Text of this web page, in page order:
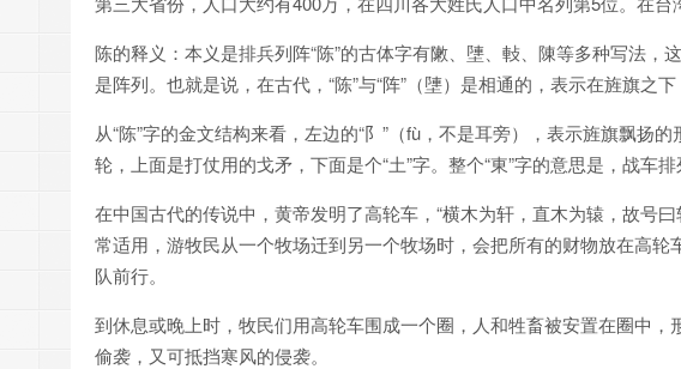
陈的释义：本义是排兵列阵“陈”的古体字有敶、塦、軙、陳等多种写法，
是阵列。也就是说，在古代，“陈”与“阵”（塦）是相通的，表示在旌旗之
从“陈”字的金文结构来看，左边的“阝”（fù，不是耳旁），表示旌旗飘扬
轮，上面是打仗用的戈矛，下面是个“土”字。整个“東”字的意思是，战车
在中国古代的传说中，黄帝发明了高轮车，“横木为轩，直木为辕，故号
常适用，游牧民从一个牧场迁到另一个牧场时，会把所有的财物放在高
队前行。
到休息或晚上时，牧民们用高轮车围成一个圈，人和牲畜被安置在圈中
偷袭，又可抵挡寒风的侵袭。